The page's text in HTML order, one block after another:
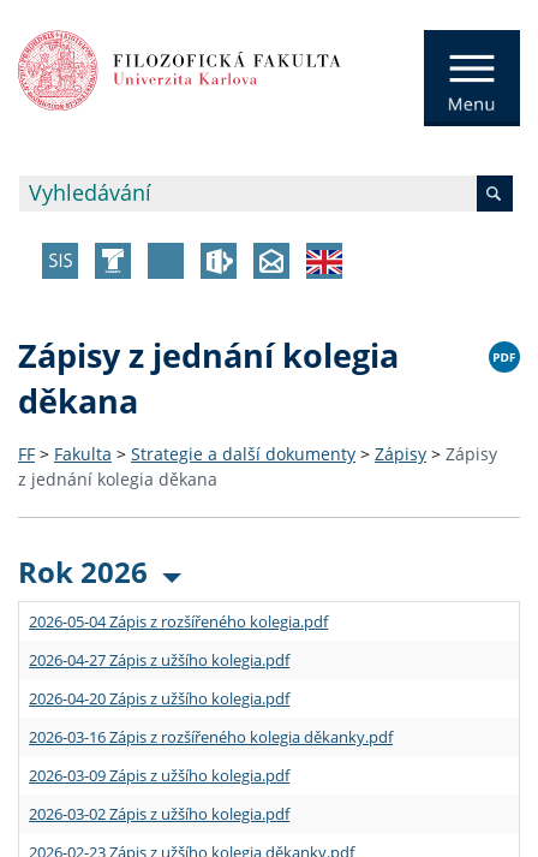
Zápisy z jednání kolegia
děkana
FF > Fakulta > Strategie a další dokumenty > Zápisy > Zápisy
z jednání kolegia děkana
Rok 2026
2026-05-04 Zápis z rozšířeného kolegia.pdf
2026-04-27 Zápis z užšího kolegia.pdf
2026-04-20 Zápis z užšího kolegia.pdf
2026-03-16 Zápis z rozšířeného kolegia děkanky.pdf
2026-03-09 Zápis z užšího kolegia.pdf
2026-03-02 Zápis z užšího kolegia.pdf
2026-02-23 Zápis z užšího kolegia děkanky.pdf